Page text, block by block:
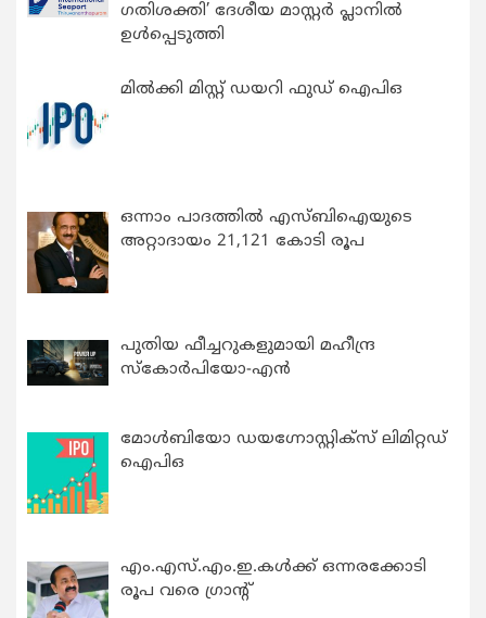
ഗതിശക്തി’ ദേശീയ മാസ്റ്റർ പ്ലാനിൽ
ഉൾപ്പെടുത്തി
മിൽക്കി മിസ്റ്റ് ഡയറി ഫുഡ് ഐപിഒ
ഒന്നാം പാദത്തിൽ എസ്ബിഐയുടെ
അറ്റാദായം 21,121 കോടി രൂപ
പുതിയ ഫീച്ചറുകളുമായി മഹീന്ദ്ര
സ്കോർപിയോ-എൻ
മോൾബിയോ ഡയഗ്നോസ്റ്റിക്സ് ലിമിറ്റഡ്
ഐപിഒ
എം.എസ്.എം.ഇ.കൾക്ക് ഒന്നരക്കോടി
രൂപ വരെ ഗ്രാന്റ്